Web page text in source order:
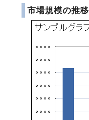
市場規模の推移